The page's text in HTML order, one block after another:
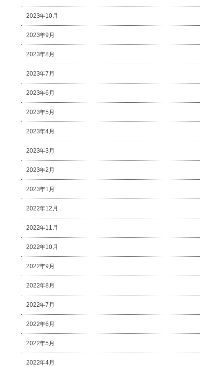
2023年10月
2023年9月
2023年8月
2023年7月
2023年6月
2023年5月
2023年4月
2023年3月
2023年2月
2023年1月
2022年12月
2022年11月
2022年10月
2022年9月
2022年8月
2022年7月
2022年6月
2022年5月
2022年4月